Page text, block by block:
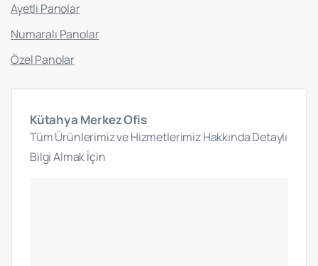
Ayetli Panolar
Numaralı Panolar
Özel Panolar
Kütahya MerkezOfis
Tüm Ürünlerimiz ve Hizmetlerimiz Hakkında Detaylı
Bilgi Almak İçin